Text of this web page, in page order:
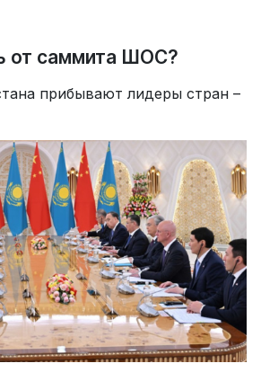
от саммита ШОС?
прибывают лидеры стран –